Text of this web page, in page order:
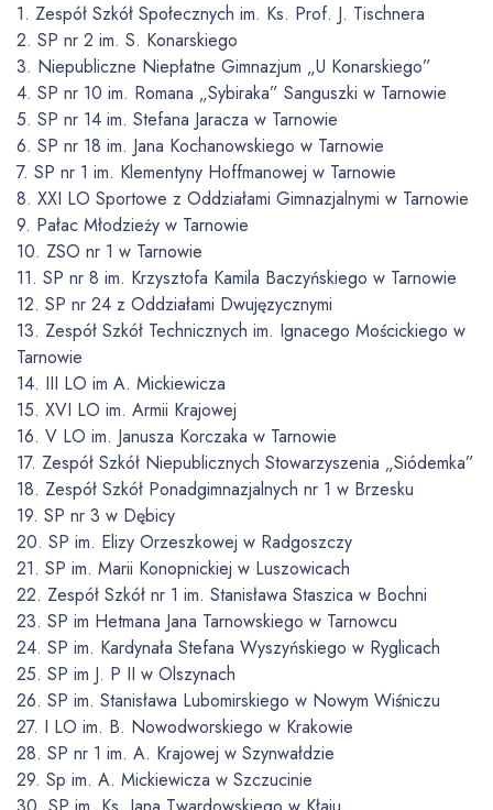
1. Zespół Szkół Społecznych im. Ks. Prof. J. Tischnera
2. SP nr 2 im. S. Konarskiego
3. Niepubliczne Niepłatne Gimnazjum „U Konarskiego”
4. SP nr 10 im. Romana „Sybiraka” Sanguszki w Tarnowie
5. SP nr 14 im. Stefana Jaracza w Tarnowie
6. SP nr 18 im. Jana Kochanowskiego w Tarnowie
7. SP nr 1 im. Klementyny Hoffmanowej w Tarnowie
8. XXI LO Sportowe z Oddziałami Gimnazjalnymi w Tarnowie
9. Pałac Młodzieży w Tarnowie
10. ZSO nr 1 w Tarnowie
11. SP nr 8 im. Krzysztofa Kamila Baczyńskiego w Tarnowie
12. SP nr 24 z Oddziałami Dwujęzycznymi
13. Zespół Szkół Technicznych im. Ignacego Mościckiego w
Tarnowie
14. III LO im A. Mickiewicza
15. XVI LO im. Armii Krajowej
16. V LO im. Janusza Korczaka w Tarnowie
17. Zespół Szkół Niepublicznych Stowarzyszenia „Siódemka”
18. Zespół Szkół Ponadgimnazjalnych nr 1 w Brzesku
19. SP nr 3 w Dębicy
20. SP im. Elizy Orzeszkowej w Radgoszczy
21. SP im. Marii Konopnickiej w Luszowicach
22. Zespół Szkół nr 1 im. Stanisława Staszica w Bochni
23. SP im Hetmana Jana Tarnowskiego w Tarnowcu
24. SP im. Kardynała Stefana Wyszyńskiego w Ryglicach
25. SP im J. P II w Olszynach
26. SP im. Stanisława Lubomirskiego w Nowym Wiśniczu
27. I LO im. B. Nowodworskiego w Krakowie
28. SP nr 1 im. A. Krajowej w Szynwałdzie
29. Sp im. A. Mickiewicza w Szczucinie